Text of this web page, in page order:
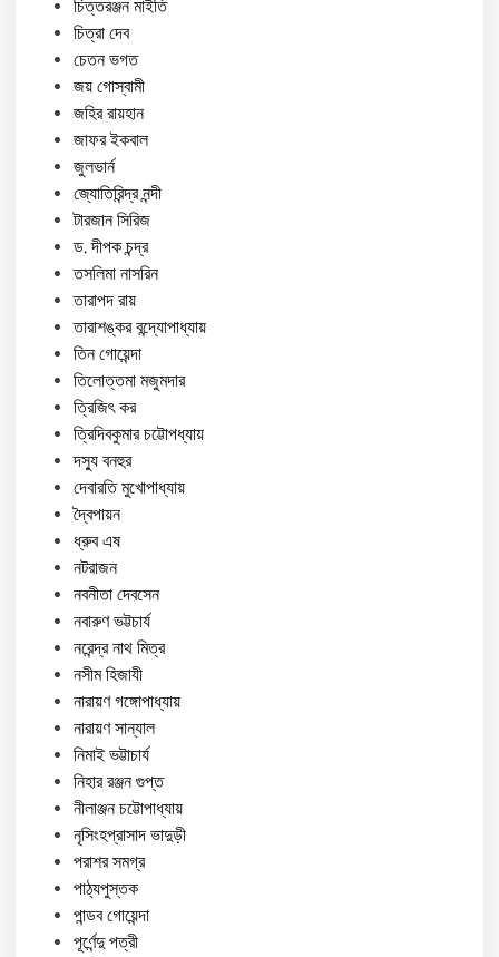
চিত্তরঞ্জন মাইতি
চিত্রা দেব
চেতন ভগত
জয় গোস্বামী
জহির রায়হান
জাফর ইকবাল
জুলভার্ন
জ্যোতিরিন্দ্র নন্দী
টারজান সিরিজ
ড. দীপক চন্দ্র
তসলিমা নাসরিন
তারাপদ রায়
তারাশঙ্কর বন্দ্যোপাধ্যায়
তিন গোয়েন্দা
তিলোত্তমা মজুমদার
ত্রিজিৎ কর
ত্রিদিবকুমার চট্টোপধ্যায়
দস্যু বনহুর
দেবারতি মুখোপাধ্যায়
দ্বৈপায়ন
ধ্রুব এষ
নটরাজন
নবনীতা দেবসেন
নবারুণ ভট্টচার্য
নরেন্দ্র নাথ মিত্র
নসীম হিজাযী
নারায়ণ গঙ্গোপাধ্যায়
নারায়ণ সান্যাল
নিমাই ভট্টাচার্য
নিহার রঞ্জন গুপ্ত
নীলাঞ্জন চট্টোপাধ্যায়
নৃসিংহপ্রাসাদ ভাদুড়ী
পরাশর সমগ্র
পাঠ্যপুস্তক
পান্ডব গোয়েন্দা
পূর্ণেন্দু পত্রী